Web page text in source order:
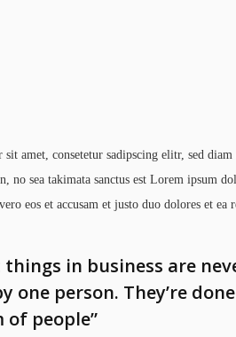
amet, consetetur sadipscing elitr, sed
no sea takimata sanctus est Lorem ipsum
eos et accusam et justo duo dolores et
things in business are
one person. They’re
of people”